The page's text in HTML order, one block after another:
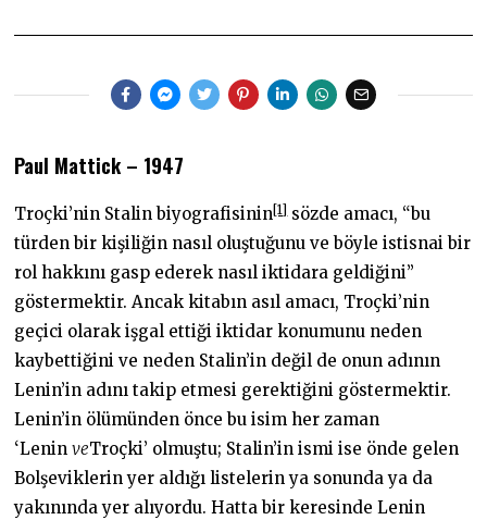
A
2
0
A
N
2
Paul Mattick – 1947
Troçki’nin Stalin biyografisinin[1]sözde amacı, “bu
türden bir kişiliğin nasıl oluştuğunu ve böyle istisnai bir
rol hakkını gasp ederek nasıl iktidara geldiğini”
göstermektir. Ancak kitabın asıl amacı, Troçki’nin
geçici olarak işgal ettiği iktidar konumunu neden
kaybettiğini ve neden Stalin’in değil de onun adının
Lenin’in adını takip etmesi gerektiğini göstermektir.
Lenin’in ölümünden önce bu isim her zaman
‘LeninveTroçki’ olmuştu; Stalin’in ismi ise önde gelen
Bolşeviklerin yer aldığı listelerin ya sonunda ya da
yakınında yer alıyordu. Hatta bir keresinde Lenin